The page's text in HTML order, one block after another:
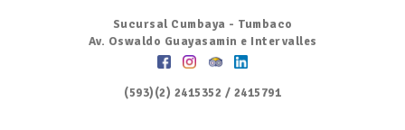
Sucursal Cumbaya - Tumbaco
Av. Oswaldo Guayasamin e Intervalles
(593)(2) 2415352 / 2415791